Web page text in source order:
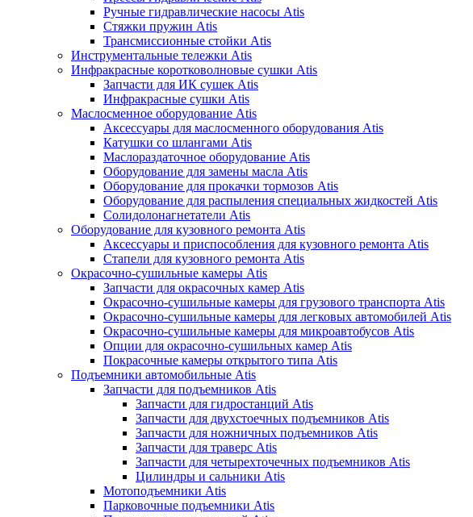
Ручные гидравлические насосы Atis
Стяжки пружин Atis
Трансмиссионные стойки Atis
Инструментальные тележки Atis
Инфракрасные коротковолновые сушки Atis
Запчасти для ИК сушек Atis
Инфракрасные сушки Atis
Маслосменное оборудование Atis
Аксессуары для маслосменного оборудования Atis
Катушки со шлангами Atis
Маслораздаточное оборудование Atis
Оборудование для замены масла Atis
Оборудование для прокачки тормозов Atis
Оборудование для распыления специальных жидкостей Atis
Солидолонагнетатели Atis
Оборудование для кузовного ремонта Atis
Аксессуары и приспособления для кузовного ремонта Atis
Стапели для кузовного ремонта Atis
Окрасочно-сушильные камеры Atis
Запчасти для окрасочных камер Atis
Окрасочно-сушильные камеры для грузового транспорта Atis
Окрасочно-сушильные камеры для легковых автомобилей Atis
Окрасочно-сушильные камеры для микроавтобусов Atis
Опции для окрасочно-сушильных камер Atis
Покрасочные камеры открытого типа Atis
Подъемники автомобильные Atis
Запчасти для подъемников Atis
Запчасти для гидростанций Atis
Запчасти для двухстоечных подъемников Atis
Запчасти для ножничных подъемников Atis
Запчасти для траверс Atis
Запчасти для четырехточечных подъемников Atis
Цилиндры и сальники Atis
Мотоподъемники Atis
Парковочные подъемники Atis